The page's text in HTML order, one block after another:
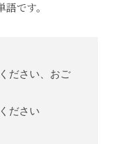
です。
ださい、おご
ださい